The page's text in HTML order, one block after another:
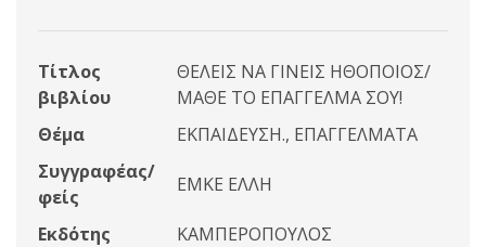
Τίτλος
βιβλίου
ΘΕΛΕΙΣ ΝΑ ΓΙΝΕΙΣ ΗΘΟΠΟΙΟΣ/
ΜΑΘΕ ΤΟ ΕΠΑΓΓΕΛΜΑ ΣΟΥ!
Θέμα
ΕΚΠΑΙΔΕΥΣΗ., ΕΠΑΓΓΕΛΜΑΤΑ
Συγγραφέας/
φείς
ΕΜΚΕ ΕΛΛΗ
Εκδότης
ΚΑΜΠΕΡΟΠΟΥΛΟΣ